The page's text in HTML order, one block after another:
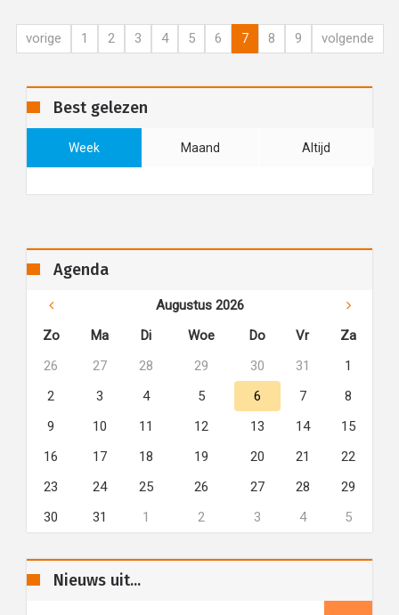
vorige 1 2 3 4 5 6 7 8 9 volgende
Best gelezen
Week Maand Altijd
Agenda
Augustus 2026
Zo
Ma Di Woe Do Vr
Za
26
27 28 29 30 31
1
2
3 4 5 6 7
8
9
10 11 12 13 14
15
16
17 18 19 20 21
22
23
24 25 26 27 28
29
30
31 1 2 3 4 5
Nieuws uit...